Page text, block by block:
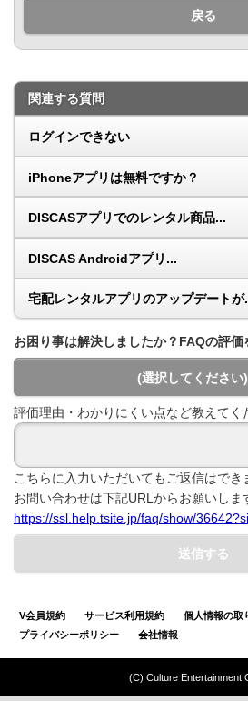
戻る
関連する質問
ログインできない
iPhoneアプリは無料ですか？
DISCASアプリでのレンタル商品...
DISCAS Androidアプリ...
宅配レンタルアプリのアップデートが
お困り事は解決しましたか？FAQの評価
(選択してください)
評価理由・わかりにくい点など教えてく
こちらに入力いただいてもご返信はでき
お問い合わせは下記URLからお願いしま
https://ssl.help.tsite.jp/faq/show/
送信する
V会員規約 サービス利用規約
個人情報の取
プライバシーポリシー
会社情報
(C) Culture Entertainment